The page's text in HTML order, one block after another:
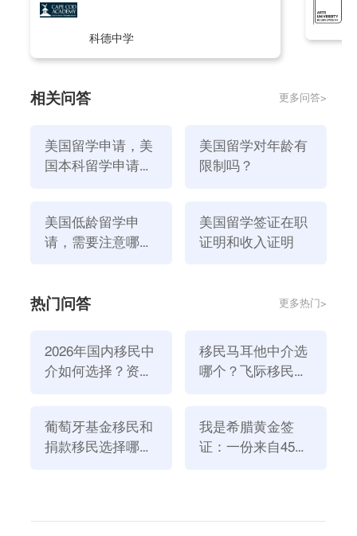
3.本科留学：
申请大学以上学历的申请人必 须年满18岁，同时具备
4.硕博留学：
美国对硕博留学申请学生的年龄没有做出限制，但是18
需要做什么？
的相关信息，如果你想了解
美国留学申请问题，欢迎咨
询飞际海外通客服哦~
下一篇：美国留学申请方式是什么？
科德中学
相关问答 更多问答>
美国留学申请，美
国本科留学申请条
美国留学对年龄有
限制吗？
美国低龄留学申
请，需要注意哪方
美国留学签证在职
证明和收入证明
热门问答 更多热门>
2026年国内移民中
介如何选择？资
移民马耳他中介选
哪个？飞际移民是
葡萄牙基金移民和
捐款移民选择哪个
我是希腊黄金签
证：一份来自45亿